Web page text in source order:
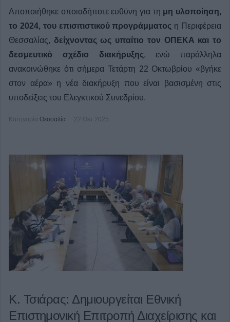
Αποποιήθηκε οποιαδήποτε ευθύνη για τη μη υλοποίηση,
το 2024, του επισιτιστικού προγράμματος η Περιφέρεια
Θεσσαλίας, δείχνοντας ως υπαίτιο τον ΟΠΕΚΑ και το
δεσμευτικό σχέδιο διακήρυξης, ενώ παράλληλα
ανακοινώθηκε ότι σήμερα Τετάρτη 22 Οκτωβρίου «βγήκε
στον αέρα» η νέα διακήρυξη που είναι βασισμένη στις
υποδείξεις του Eλεγκτικού Συνεδρίου.
Κατηγορία Θεσσαλία 22 Οκτ 2025
Κ. Τσιάρας: Δημιουργείται Εθνική
Επιστημονική Επιτροπή Διαχείρισης και